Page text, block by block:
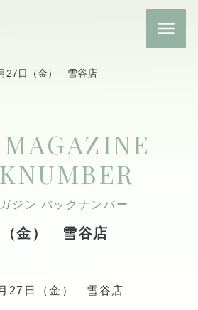
27日（金） 雪谷店
ジン バックナンバー
（金） 雪谷店
27日（金） 雪谷店